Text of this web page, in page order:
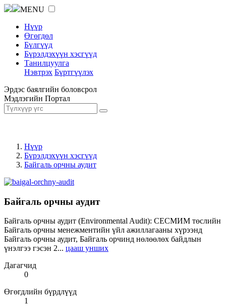
MENU
Нүүр
Өгөгдөл
Бүлгүүд
Бүрэлдэхүүн хэсгүүд
Танилцуулга
Нэвтрэх Бүртгүүлэх
Эрдэс баялгийн боловсрол
Мэдлэгийн Портал
Нүүр
Бүрэлдэхүүн хэсгүүд
Байгаль орчны аудит
Байгаль орчны аудит
Байгаль орчны аудит (Environmental Audit): СЕСМИМ төслийн
Байгаль орчны менежментийн үйл ажиллагааны хүрээнд
Байгаль орчны аудит, Байгаль орчинд нөлөөлөх байдлын
үнэлгээ гэсэн 2... цааш унших
Дагагчид
0
Өгөгдлийн бүрдлүүд
1